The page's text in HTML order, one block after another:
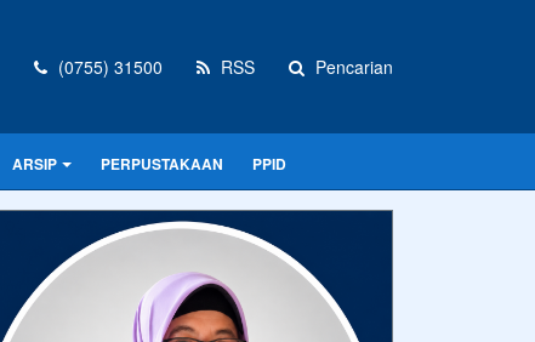
(0755) 31500 RSS Pencarian
ARSIP PERPUSTAKAAN PPID